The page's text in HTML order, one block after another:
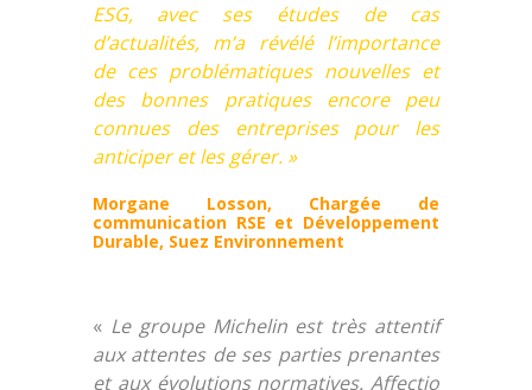
ESG, avec ses études de cas
d’actualités, m’a révélé l’importance
de ces problématiques nouvelles et
des bonnes pratiques encore peu
connues des entreprises pour les
anticiper et les gérer. »
Morgane Losson, Chargée de
communication RSE et Développement
Durable, Suez Environnement
« Le groupe Michelin est très attentif
aux attentes de ses parties prenantes
et aux évolutions normatives. Affectio